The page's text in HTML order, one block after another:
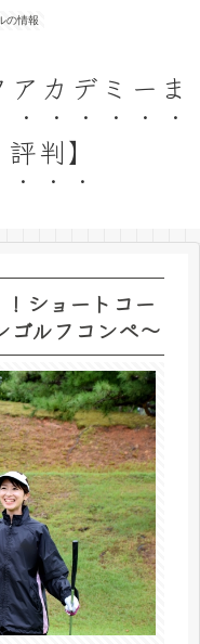
の情報
カデミーま
判】
ショートコー
ゴルフコンペ〜